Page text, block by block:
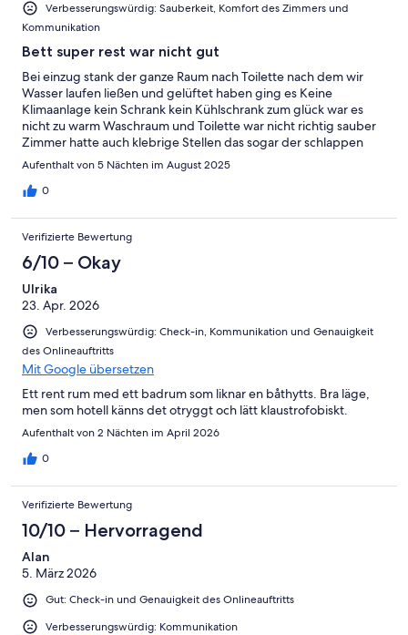
Verbesserungswürdig: Sauberkeit, Komfort des Zimmers und
Kommunikation
Bett super rest war nicht gut
Bei einzug stank der ganze Raum nach Toilette nach dem wir
Wasser laufen ließen und gelüftet haben ging es Keine
Klimaanlage kein Schrank kein Kühlschrank zum glück war es
nicht zu warm Waschraum und Toilette war nicht richtig sauber
Zimmer hatte auch klebrige Stellen das sogar der schlappen
hängen blieb Der Tisch hatte flecken die schon älter waren Das
einzige was gut war war das Bett Telefonischer Service läst auch
zu wünschen übrig Das nächste mal nur noch Hotels mit
Aufenthalt von 5 Nächten im August 2025
0
Verifizierte Bewertung
6/10 – Okay
Ulrika
23. Apr. 2026
Verbesserungswürdig: Check-in, Kommunikation und Genauigkeit
des Onlineauftritts
Mit Google übersetzen
Ett rent rum med ett badrum som liknar en båthytts. Bra läge,
men som hotell känns det otryggt och lätt klaustrofobiskt.
Aufenthalt von 2 Nächten im April 2026
0
Verifizierte Bewertung
10/10 – Hervorragend
Alan
5. März 2026
Gut: Check-in und Genauigkeit des Onlineauftritts
Verbesserungswürdig: Kommunikation